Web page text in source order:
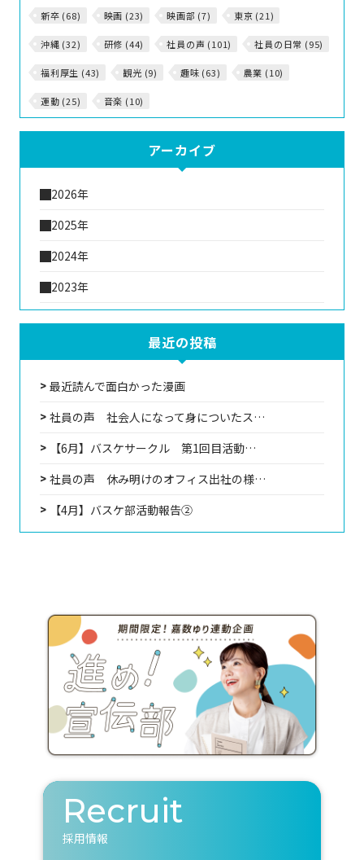
新卒 (68) 映画 (23) 映画部 (7) 東京 (21)
沖縄 (32) 研修 (44) 社員の声 (101) 社員の日常 (95)
福利厚生 (43) 観光 (9) 趣味 (63) 農業 (10)
運動 (25) 音楽 (10)
アーカイブ
2026年
2025年
2024年
2023年
最近の投稿
最近読んで面白かった漫画
社員の声 社会人になって身についたス…
【6月】バスケサークル 第1回目活動…
社員の声 休み明けのオフィス出社の様…
【4月】バスケ部活動報告②
Recruit
採用情報